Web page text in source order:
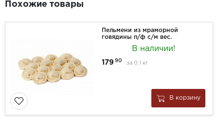
Похожие товары
Пельмени из мраморной
говядины п/ф с/м вес.
В наличии!
179 90 за 0.1 кг
В корзину